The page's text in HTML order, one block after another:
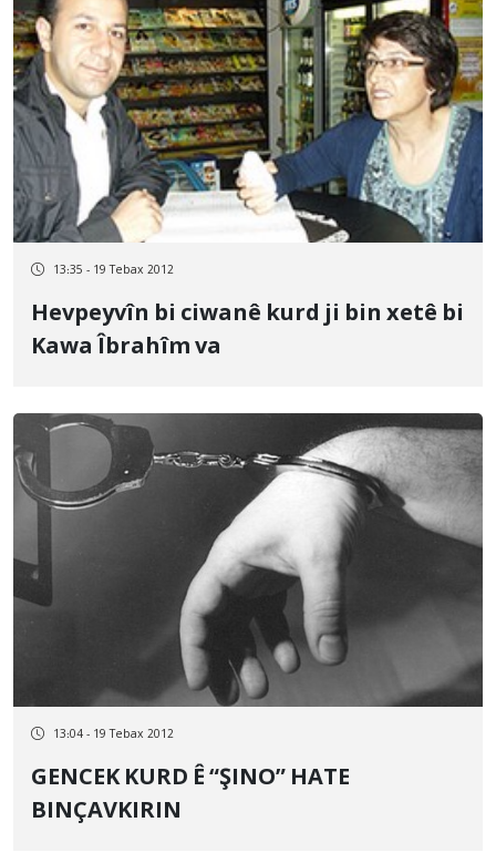
13:35 - 19 Tebax 2012
Hevpeyvîn bi ciwanê kurd ji bin xetê bi
Kawa Îbrahîm va
13:04 - 19 Tebax 2012
GENCEK KURD Ê “ŞINO” HATE
BINÇAVKIRIN